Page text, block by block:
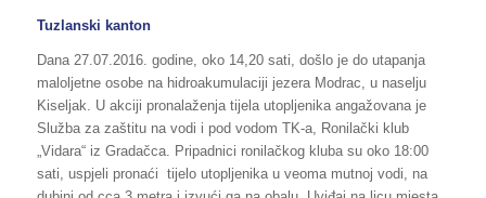
Tuzlanski kanton
Dana 27.07.2016. godine, oko 14,20 sati, došlo je do utapanja
maloljetne osobe na hidroakumulaciji jezera Modrac, u naselju
Kiseljak. U akciji pronalaženja tijela utopljenika angažovana je
Služba za zaštitu na vodi i pod vodom TK-a, Ronilački klub
„Vidara“ iz Gradačca. Pripadnici ronilačkog kluba su oko 18:00
sati, uspjeli pronaći tijelo utopljenika u veoma mutnoj vodi, na